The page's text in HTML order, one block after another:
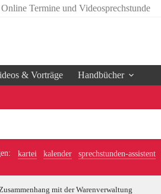
Online Termine und Videosprechstunde
& Vorträge Handbücher
kartei kalender sprechstunden-assistent
mit der Warenverwaltung